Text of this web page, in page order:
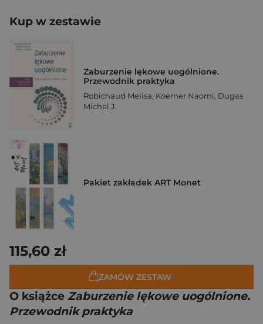
Kup w zestawie
Zaburzenie lękowe uogólnione.
Przewodnik praktyka
Robichaud Melisa, Koerner Naomi, Dugas
Michel J.
Pakiet zakładek ART Monet
115,60 zł
ZAMÓW ZESTAW
O książce Zaburzenie lękowe uogólnione.
Przewodnik praktyka